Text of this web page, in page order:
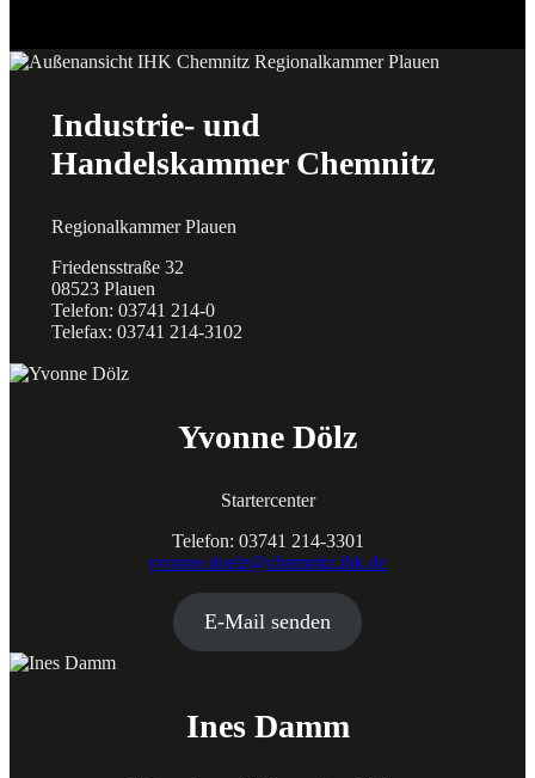
Industrie- und
Handelskammer Chemnitz
Regionalkammer Plauen
Friedensstraße 32
08523 Plauen
Telefon: 03741 214-0
Telefax: 03741 214-3102
Yvonne Dölz
Startercenter
Telefon: 03741 214-3301
yvonne.doelz@chemnitz.ihk.de
E-Mail senden
Ines Damm